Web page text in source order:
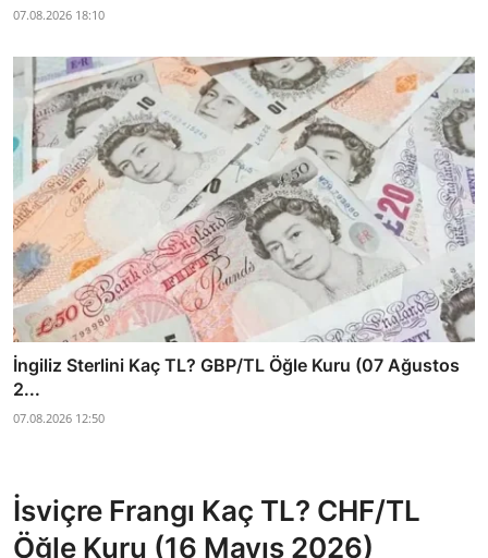
07.08.2026 18:10
İngiliz Sterlini Kaç TL? GBP/TL Öğle Kuru (07 Ağustos
2...
07.08.2026 12:50
İsviçre Frangı Kaç TL? CHF/TL
Öğle Kuru (16 Mayıs 2026)